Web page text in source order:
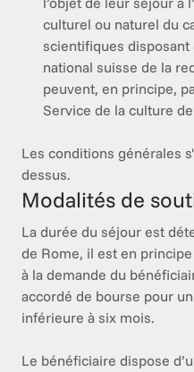
culturel ou naturel du
scientifiques disposant
national suisse de la
peuvent, en principe,
Service de la culture de
Les conditions générales
dessus.
Modalités de
La durée du séjour est
de Rome, il est en
à la demande du
accordé de bourse pour
inférieure à six mois.
Le bénéficiaire dispose